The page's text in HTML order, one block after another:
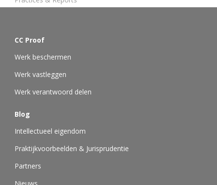
CC Proof
Werk beschermen
Werk vastleggen
Werk verantwoord delen
Blog
Intellectueel eigendom
Praktijkvoorbeelden & Jurisprudentie
Partners